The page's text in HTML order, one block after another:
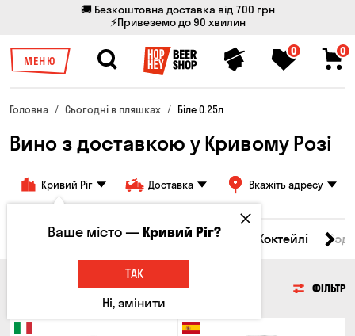
🚚 Безкоштовна доставка від 700 грн
⚡Привеземо до 90 хвилин
МЕНЮ
0 0
Головна Сьогодні в пляшках Біле 0.25л
Вино з доставкою у Кривому Розі
Кривий Ріг Доставка Вкажіть адресу
Пиво Сидр Вино Віскі Коктейлі
ФІЛЬТР
Ваше місто —Кривий Ріг?
ТАК
Ні, змінити